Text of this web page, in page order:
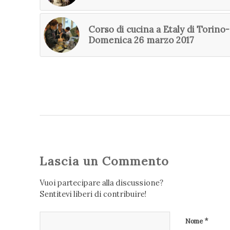
Corso di cucina a Etaly di Torino-
Domenica 26 marzo 2017
Lascia un Commento
Vuoi partecipare alla discussione?
Sentitevi liberi di contribuire!
Nome*